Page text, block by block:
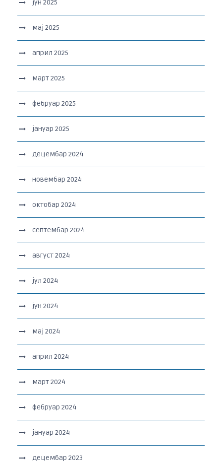
јун 2025
мај 2025
април 2025
март 2025
фебруар 2025
јануар 2025
децембар 2024
новембар 2024
октобар 2024
септембар 2024
август 2024
јул 2024
јун 2024
мај 2024
април 2024
март 2024
фебруар 2024
јануар 2024
децембар 2023